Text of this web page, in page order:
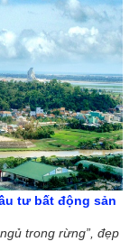
tư bất động sản
trong rừng”, đẹp